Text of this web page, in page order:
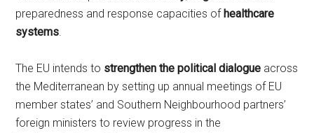
preparedness and response capacities ofhealthcare
systems
The EU intends to strengthen the political dialogue across
the Mediterranean by setting up annual meetings of EU
member states’ and Southern Neighbourhood partners’
foreign ministers to review progress in the